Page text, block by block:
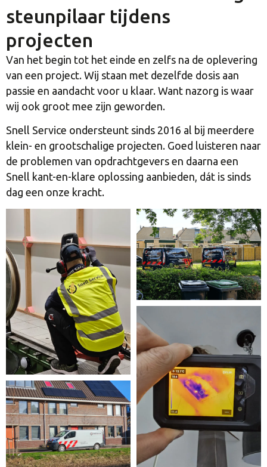
steunpilaar tijdens
projecten
Van het begin tot het einde en zelfs na de oplevering
van een project. Wij staan met dezelfde dosis aan
passie en aandacht voor u klaar. Want nazorg is waar
wij ook groot mee zijn geworden.
Snell Service ondersteunt sinds 2016 al bij meerdere
klein- en grootschalige projecten. Goed luisteren naar
de problemen van opdrachtgevers en daarna een
Snell kant-en-klare oplossing aanbieden, dát is sinds
dag een onze kracht.